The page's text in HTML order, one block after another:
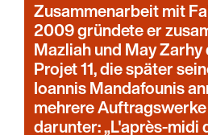
Zusammenarbeit mit
2009 gründete er
Mazliah und May
Projet 11, die später
Ioannis Mandafounis
mehrere
darunter: „L'après-midi